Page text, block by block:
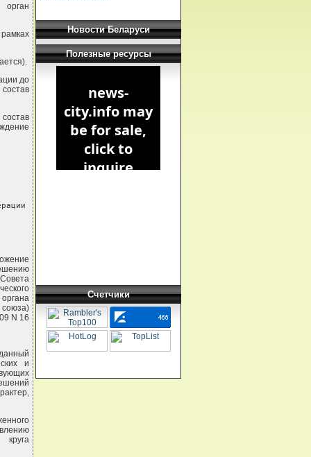
орган
до
союза)
N 16
и
Новости Беларуси
Полезные ресурсы
Счетчики